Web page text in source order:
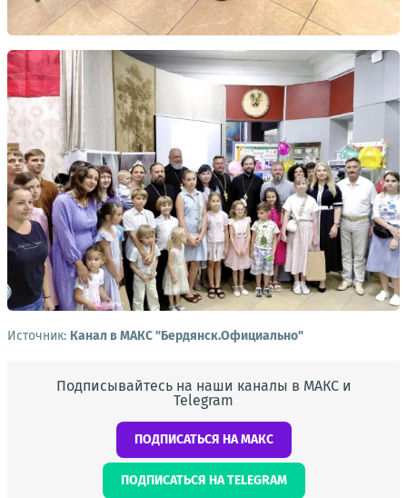
Источник: Канал в МАКС "Бердянск.Официально"
Подписывайтесь на наши каналы в МАКС и
Telegram
ПОДПИСАТЬСЯ НА МАКС
ПОДПИСАТЬСЯ НА TELEGRAM